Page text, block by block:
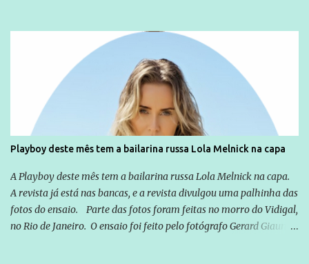
empreendedor da comunicação, que além de informação
cotidiana, corriqueira e cada vez mais preocupantes, do tipo que
você já esta acostumado a ver neste espaço, vou trabalhar a ideia
que possibilite distribuir não só informações, mas que gere de
forma consistente a riqueza do conhecimento... Exemplo: o
cidadão brasileiro não precisa só ser informado sobre operações
quem vai ser preso ou não; é preciso levar até as pessoas, do mais
simples ao mais burguês, o que diz a nossa Constituição, quais são
seus direitos e deveres em ...
Playboy deste mês tem a bailarina russa Lola Melnick na capa
A Playboy deste mês tem a bailarina russa Lola Melnick na capa.
A revista já está nas bancas, e a revista divulgou uma palhinha das
fotos do ensaio. Parte das fotos foram feitas no morro do Vidigal,
no Rio de Janeiro. O ensaio foi feito pelo fotógrafo Gerard Giaume